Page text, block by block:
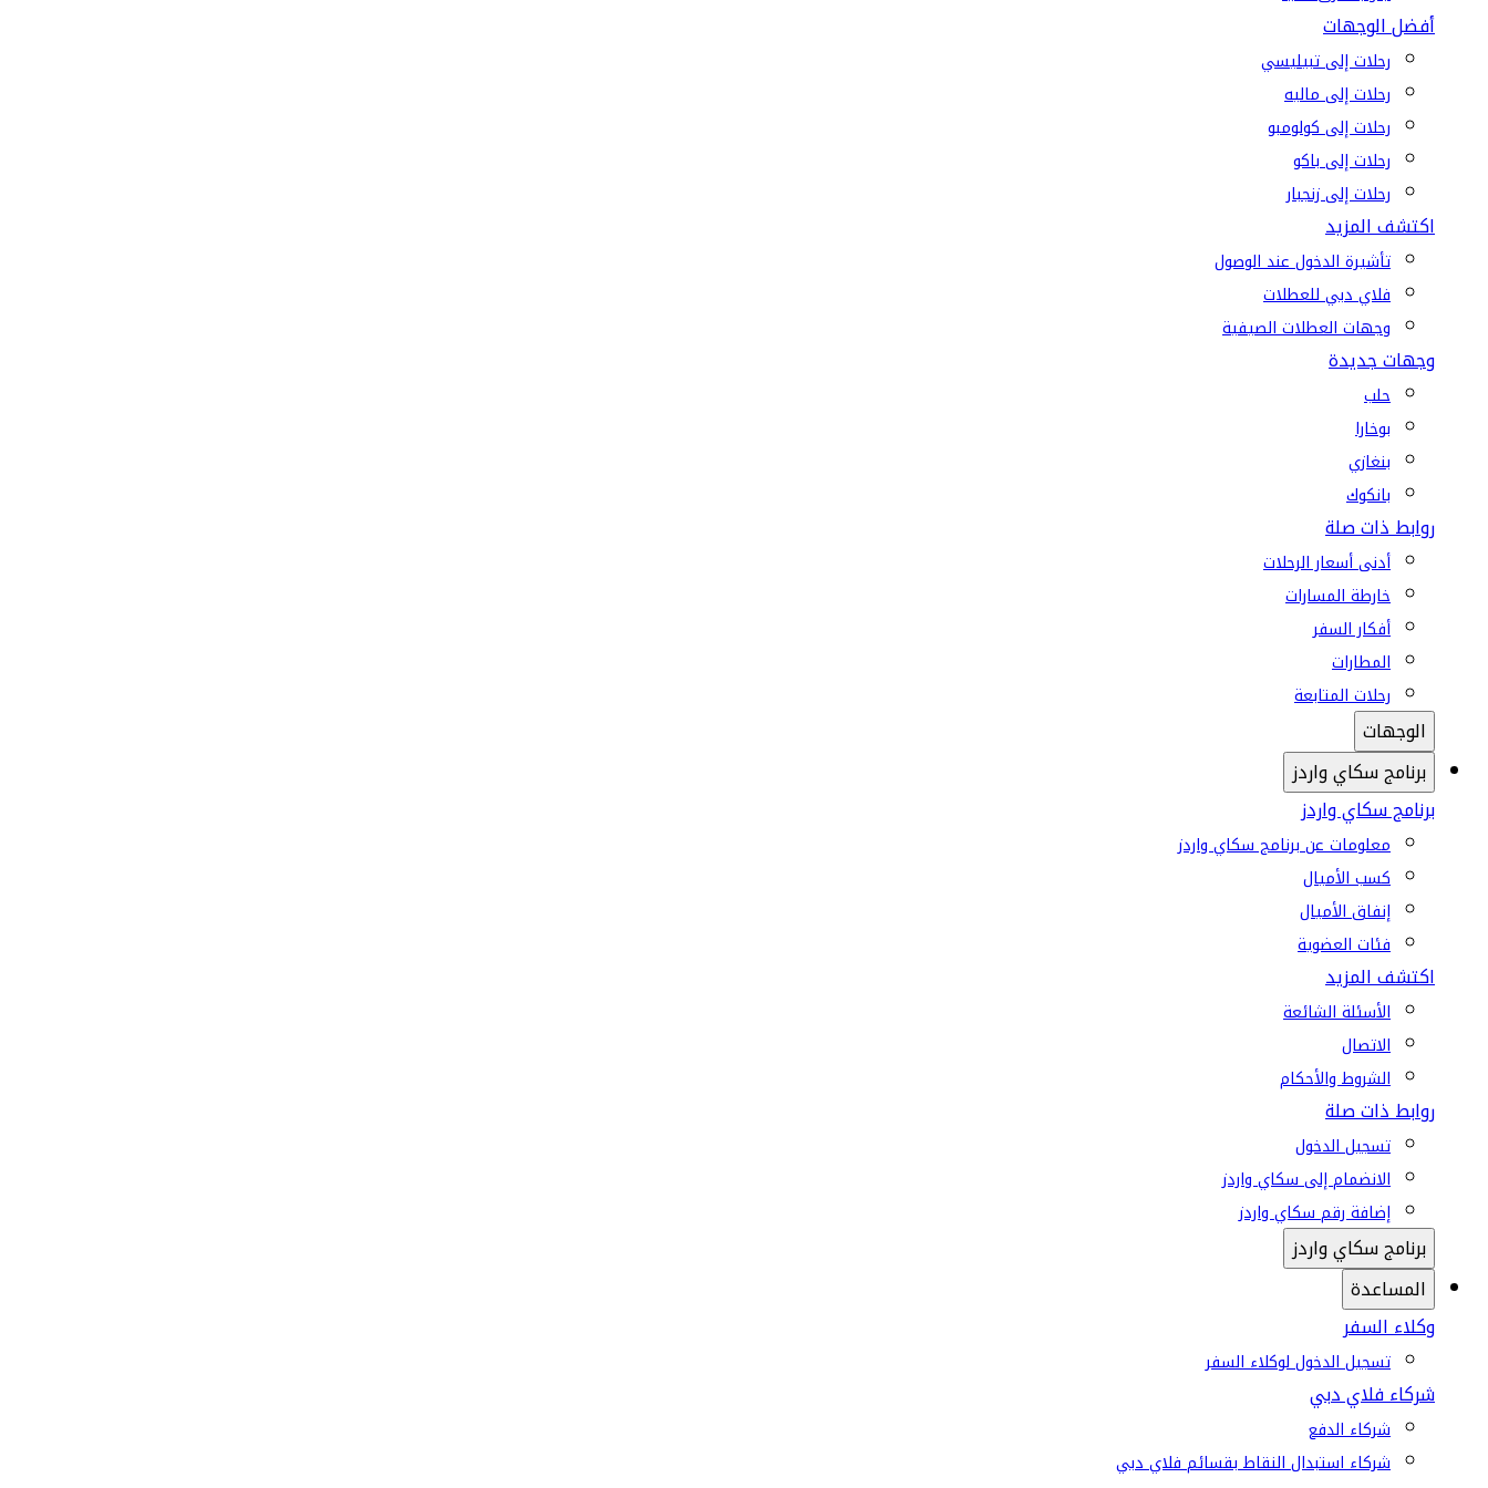
أفضل الوجهات
رحلات إلى تبيليسي
رحلات إلى ماليه
رحلات إلى كولومبو
رحلات إلى باكو
رحلات إلى زنجبار
اكتشف المزيد
تأشيرة الدخول عند الوصول
فلاي دبي للعطلات
وجهات العطلات الصيفية
وجهات جديدة
حلب
بوخارا
بنغازي
بانكوك
روابط ذات صلة
أدنى أسعار الرحلات
خارطة المسارات
أفكار السفر
المطارات
رحلات المتابعة
الوجهات
برنامج سكاي واردز
برنامج سكاي واردز
معلومات عن برنامج سكاي واردز
كسب الأميال
إنفاق الأميال
فئات العضوية
اكتشف المزيد
الأسئلة الشائعة
الاتصال
الشروط والأحكام
روابط ذات صلة
تسجيل الدخول
الانضمام إلى سكاي واردز
إضافة رقم سكاي واردز
برنامج سكاي واردز
المساعدة
وكلاء السفر
تسجيل الدخول لوكلاء السفر
شركاء فلاي دبي
شركاء الدفع
شركاء استبدال النقاط بقسائم فلاي دبي